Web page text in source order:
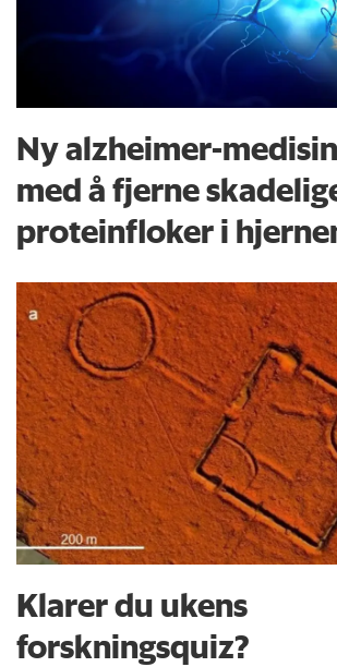
Ny alzheimer-
med å fjerne
proteinfloker i
Klarer du ukens
forskningsquiz?